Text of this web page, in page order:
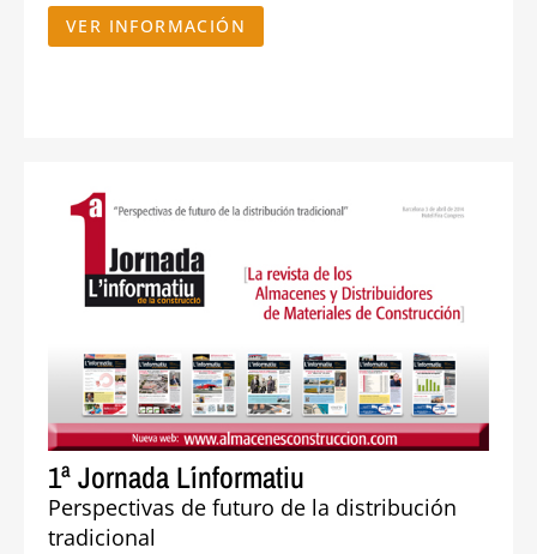
VER INFORMACIÓN
1ª Jornada L´informatiu
Perspectivas de futuro de la distribución
tradicional